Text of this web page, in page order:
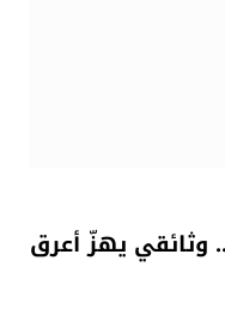
يهزّ أعرق